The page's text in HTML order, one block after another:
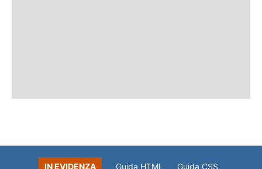
IN EVIDENZA Guida HTML
Guida CSS